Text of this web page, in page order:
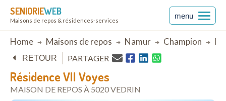
SENIORIEWEB
Maisons de repos & résidences-services
menu
Breadcrumb
Home Maisons de repos Namur Champion
Résidence VII Voyes
MAISON DE REPOS À 5020 VEDRIN
RETOUR PARTAGER